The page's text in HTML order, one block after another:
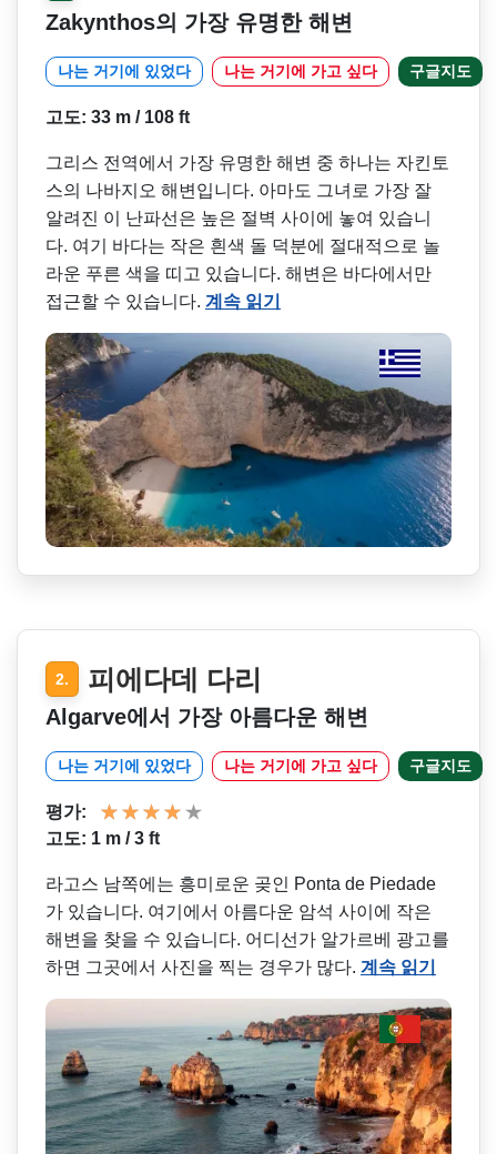
Zakynthos의 가장 유명한 해변
나는 거기에 있었다 나는 거기에 가고 싶다 구글지도
고도: 33 m / 108 ft
그리스 전역에서 가장 유명한 해변 중 하나는 자킨토
스의 나바지오 해변입니다. 아마도 그녀로 가장 잘
알려진 이 난파선은 높은 절벽 사이에 놓여 있습니
다. 여기 바다는 작은 흰색 돌 덕분에 절대적으로 놀
라운 푸른 색을 띠고 있습니다. 해변은 바다에서만
접근할 수 있습니다. 계속 읽기
2. 피에다데 다리
Algarve에서 가장 아름다운 해변
나는 거기에 있었다 나는 거기에 가고 싶다 구글지도
평가:
고도: 1 m / 3 ft
라고스 남쪽에는 흥미로운 곶인 Ponta de Piedade
가 있습니다. 여기에서 아름다운 암석 사이에 작은
해변을 찾을 수 있습니다. 어디선가 알가르베 광고를
하면 그곳에서 사진을 찍는 경우가 많다. 계속 읽기